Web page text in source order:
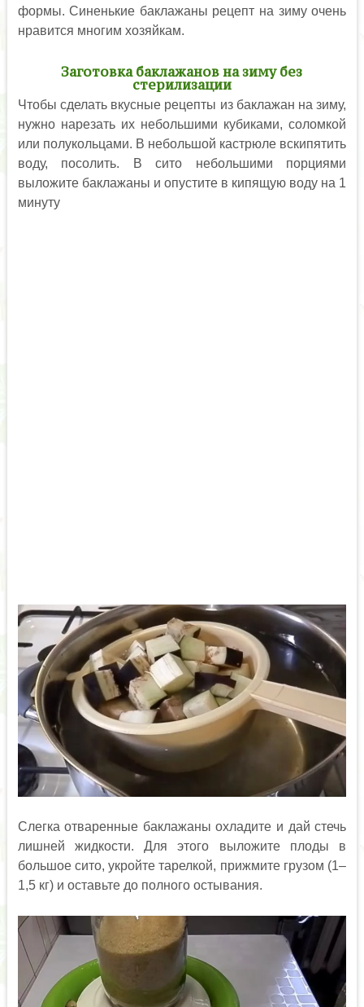
формы. Синенькие баклажаны рецепт на зиму очень
нравится многим хозяйкам.
Заготовка баклажанов на зиму без
стерилизации
Чтобы сделать вкусные рецепты из баклажан на зиму,
нужно нарезать их небольшими кубиками, соломкой
или полукольцами. В небольшой кастрюле вскипятить
воду, посолить. В сито небольшими порциями
выложите баклажаны и опустите в кипящую воду на 1
минуту
Слегка отваренные баклажаны охладите и дай стечь
лишней жидкости. Для этого выложите плоды в
большое сито, укройте тарелкой, прижмите грузом (1–
1,5 кг) и оставьте до полного остывания.